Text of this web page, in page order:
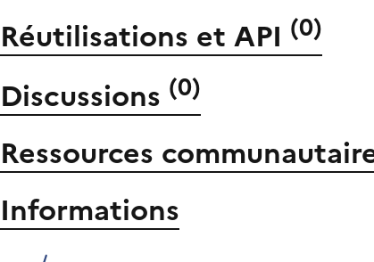
Réutilisations et API (0)
Discussions (0)
Ressources
Informations